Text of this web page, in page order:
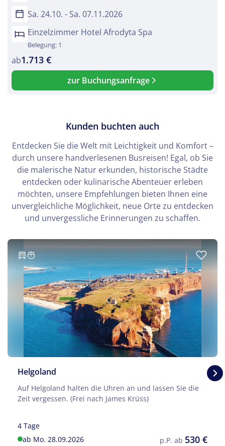
© Schlesier - Fotolia
Sa. 24.10. - Sa. 07.11.2026
Einzelzimmer Hotel Afrodyta Spa
Belegung: 1
ab1.713 €
zur Buchungsanfrage
Kunden buchten auch
Entdecken Sie die Welt mit Leichtigkeit und Komfort –
durch unsere handverlesenen Busreisen! Egal, ob Sie
die malerische Natur erkunden, historische Städte
entdecken oder kulinarische Abenteuer erleben
möchten, unsere Empfehlungen bieten Ihnen eine
unvergleichliche Möglichkeit, neue Orte zu entdecken
und unvergessliche Erinnerungen zu schaffen.
Helgoland
Auf Helgoland halten die Uhren an und lassen Sie die
Zeit vergessen. (Frei nach James Krüss)
4 Tage
ab Mo. 28.09.2026
p.P. ab 530 €